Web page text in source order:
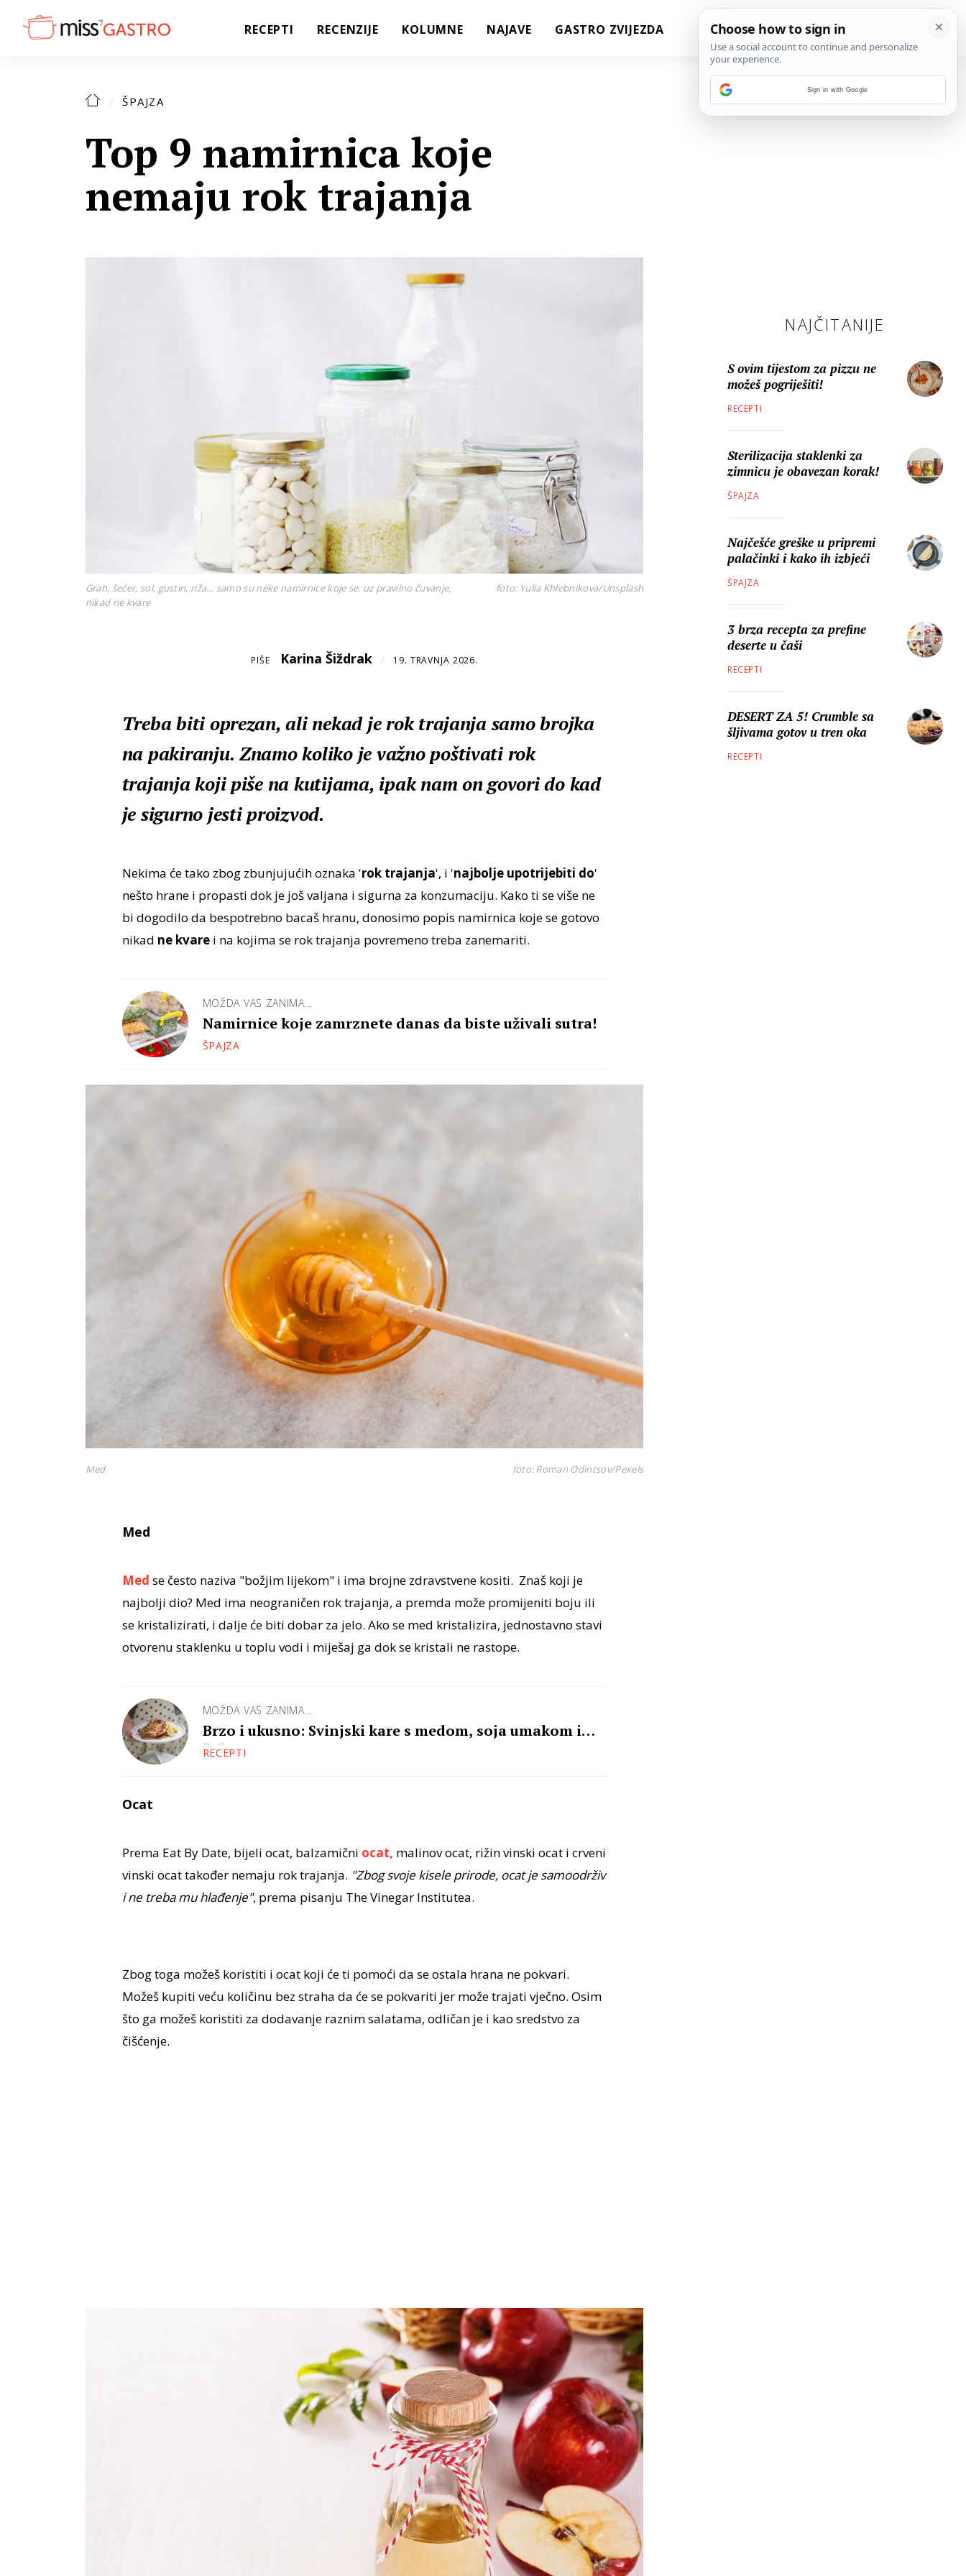
RECEPTI RECENZIJE KOLUMNE NAJAVE GASTRO ZVIJEZDA
ŠPAJZA
Top 9 namirnica koje
nemaju rok trajanja
Grah, šećer, sol, gustin, riža... samo su neke namirnice koje se, uz pravilno čuvanje,
nikad ne kvare
foto: Yulia Khlebnikova/Unsplash
PIŠE Karina Šiždrak / 19. TRAVNJA 2026.
Treba biti oprezan, ali nekad je rok trajanja samo brojka
na pakiranju. Znamo koliko je važno poštivati rok
trajanja koji piše na kutijama, ipak nam on govori do kad
je sigurno jesti proizvod.
Nekima će tako zbog zbunjujućih oznaka 'rok trajanja', i 'najbolje upotrijebiti do'
nešto hrane i propasti dok je još valjana i sigurna za konzumaciju. Kako ti se više ne
bi dogodilo da bespotrebno bacaš hranu, donosimo popis namirnica koje se gotovo
nikad ne kvarei na kojima se rok trajanja povremeno treba zanemariti.
MOŽDA VAS ZANIMA...
Namirnice koje zamrznete danas da biste uživali sutra!
ŠPAJZA
Med foto: Roman Odintsov/Pexels
Med
Med se često naziva "božjim lijekom" i ima brojne zdravstvene kositi. Znaš koji je
najbolji dio? Med ima neograničen rok trajanja, a premda može promijeniti boju ili
se kristalizirati, i dalje će biti dobar za jelo. Ako se med kristalizira, jednostavno stavi
otvorenu staklenku u toplu vodi i miješaj ga dok se kristali ne rastope.
MOŽDA VAS ZANIMA...
Brzo i ukusno: Svinjski kare s medom, soja umakom i
češnjakom
RECEPTI
Ocat
Prema Eat By Date, bijeli ocat, balzamični ocat, malinov ocat, rižin vinski ocat i crveni
vinski ocat također nemaju rok trajanja. "Zbog svoje kisele prirode, ocat je samoodrživ
i ne treba mu hlađenje", prema pisanju The Vinegar Institutea.
Zbog toga možeš koristiti i ocat koji će ti pomoći da se ostala hrana ne pokvari.
Možeš kupiti veću količinu bez straha da će se pokvariti jer može trajati vječno. Osim
što ga možeš koristiti za dodavanje raznim salatama, odličan je i kao sredstvo za
čišćenje.
NAJČITANIJE
S ovim tijestom za pizzu ne
možeš pogriješiti!
RECEPTI
Sterilizacija staklenki za
zimnicu je obavezan korak!
ŠPAJZA
Najčešće greške u pripremi
palačinki i kako ih izbjeći
ŠPAJZA
3 brza recepta za prefine
deserte u čaši
RECEPTI
DESERT ZA 5! Crumble sa
šljivama gotov u tren oka
RECEPTI
Sign in with Google